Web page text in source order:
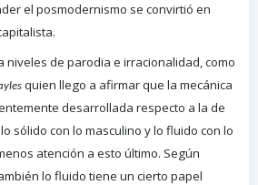
el posmodernismo se convirtió en
niveles de parodia e irracionalidad, como
quien llego a afirmar que la mecánica
desarrollada respecto a la de
sólido con lo masculino y lo fluido con lo
atención a esto último. Según
lo fluido tiene un cierto papel